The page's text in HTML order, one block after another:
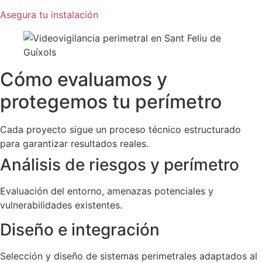
Asegura tu instalación
Cómo evaluamos y
protegemos tu perímetro
Cada proyecto sigue un proceso técnico estructurado
para garantizar resultados reales.
Análisis de riesgos y perímetro
Evaluación del entorno, amenazas potenciales y
vulnerabilidades existentes.
Diseño e integración
Selección y diseño de sistemas perimetrales adaptados al